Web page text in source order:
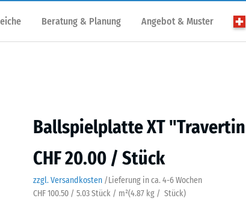
Beratung & Planung Angebot & Muster
Ballspielplatte XT
CHF 20.00 / Stück
zzgl. Versandkosten /Lieferung in ca. 4-6 Wochen
CHF 100.50 / 5.03 Stück / m²(4.87 kg / Stück)